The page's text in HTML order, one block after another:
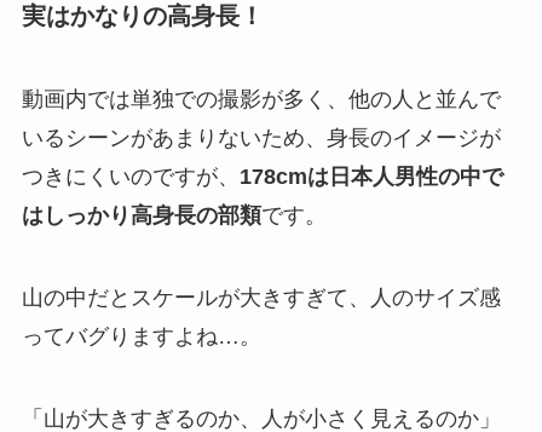
実はかなりの高身長！
動画内では単独での撮影が多く、他の人と並んで
いるシーンがあまりないため、身長のイメージが
つきにくいのですが、 178cmは日本人男性の中で
はしっかり高身長の部類です。
山の中だとスケールが大きすぎて、人のサイズ感
ってバグりますよね…。
「山が大きすぎるのか、人が小さく見えるのか」